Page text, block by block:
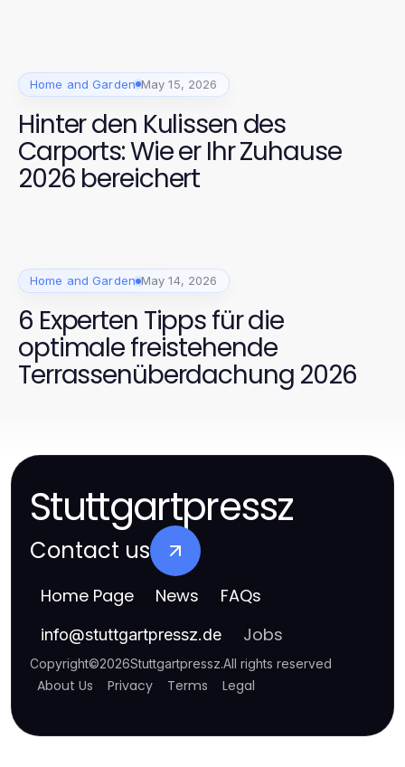
Home and Garden May 15, 2026
Hinter den Kulissen des
Carports: Wie er Ihr Zuhause
2026 bereichert
Home and Garden May 14, 2026
6 Experten Tipps für die
optimale freistehende
Terrassenüberdachung 2026
Stuttgartpressz
Contact us
Home Page News FAQs
info@stuttgartpressz.de Jobs
Copyright©2026Stuttgartpressz.All rights reserved
About Us Privacy Terms Legal